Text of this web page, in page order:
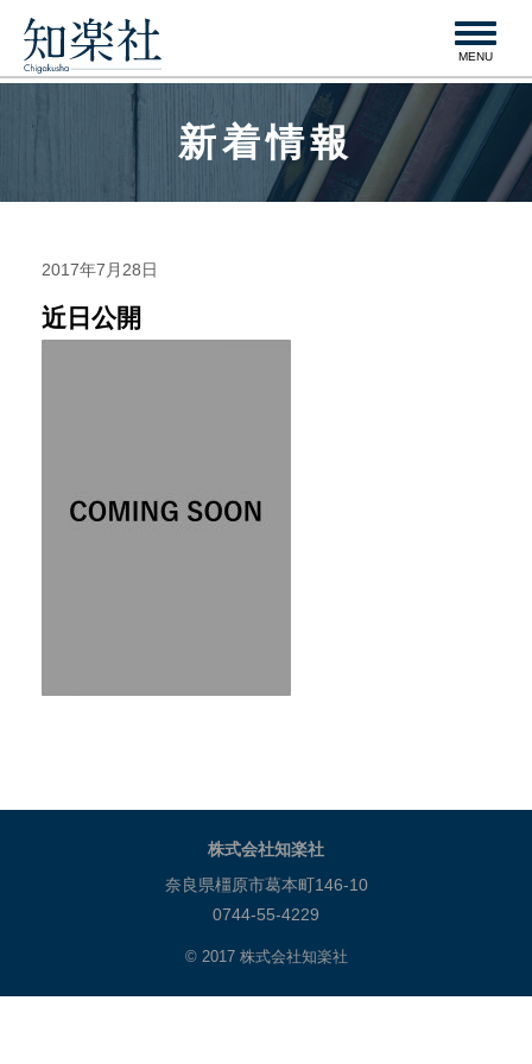
navigation
MENU
新着情報
2017年7月28日
近日公開
株式会社知楽社
奈良県橿原市葛本町146-10
0744-55-4229
© 2017 株式会社知楽社